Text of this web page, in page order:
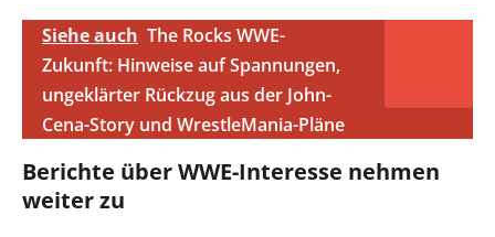
Siehe auch The Rocks WWE-
Zukunft: Hinweise auf Spannungen,
ungeklärter Rückzug aus der John-
Cena-Story und WrestleMania-Pläne
Berichte über WWE-Interesse nehmen
weiter zu